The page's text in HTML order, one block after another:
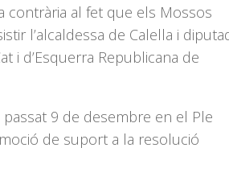
fletxa
cap
o
contrària al fet que els Mossos
l’alcaldessa de Calella i
i d’Esquerra Republicana de
9 de desembre en el Ple
de suport a la resolució